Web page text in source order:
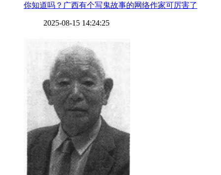
​你知道吗？广西有个写鬼故事的网络作家可厉害了
2025-08-15 14:24:25